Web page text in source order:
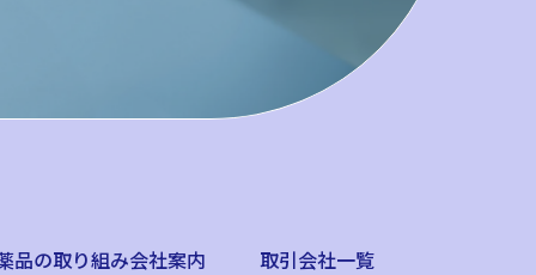
品の取り組み会社案内 取引会社一覧